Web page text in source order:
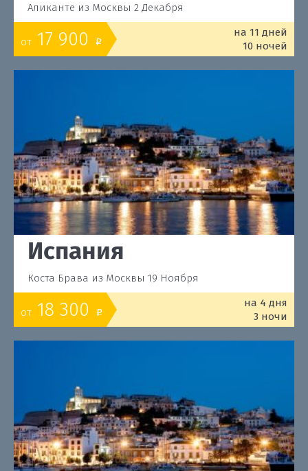
Аликанте из Москвы 2 Декабря
от 17 900 o
на 11 дней
10 ночей
Испания
Коста Брава из Москвы 19 Ноября
от 18 300 o
на 4 дня
3 ночи